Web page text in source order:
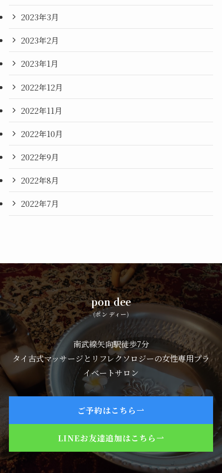
2023年3月
2023年2月
2023年1月
2022年12月
2022年11月
2022年10月
2022年9月
2022年8月
2022年7月
pon dee
(ポン ディー)
南武線矢向駅徒歩7分
タイ古式マッサージとリフレクソロジーの女性専用プラ
イベートサロン
ご予約はこちら
LINEお友達追加はこちら